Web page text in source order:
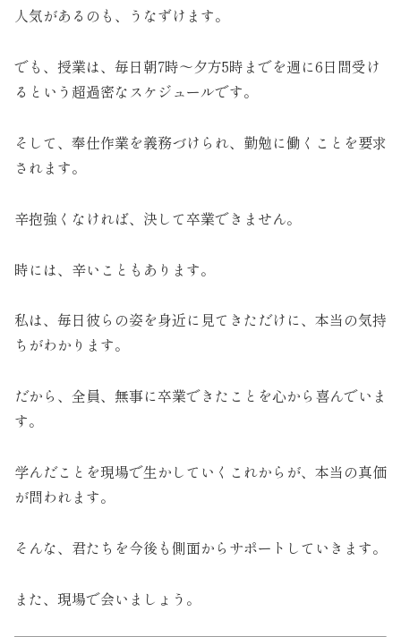
人気があるのも、うなずけます。
でも、授業は、毎日朝7時～夕方5時までを週に6日間受け
るという超過密なスケジュールです。
そして、奉仕作業を義務づけられ、勤勉に働くことを要求
されます。
辛抱強くなければ、決して卒業できません。
時には、辛いこともあります。
私は、毎日彼らの姿を身近に見てきただけに、本当の気持
ちがわかります。
だから、全員、無事に卒業できたことを心から喜んでいま
す。
学んだことを現場で生かしていくこれからが、本当の真価
が問われます。
そんな、君たちを今後も側面からサポートしていきます。
また、現場で会いましょう。